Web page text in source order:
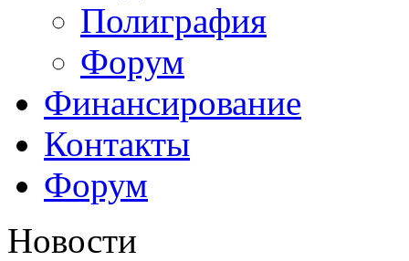
Полиграфия
Форум
Финансирование
Контакты
Форум
Новости